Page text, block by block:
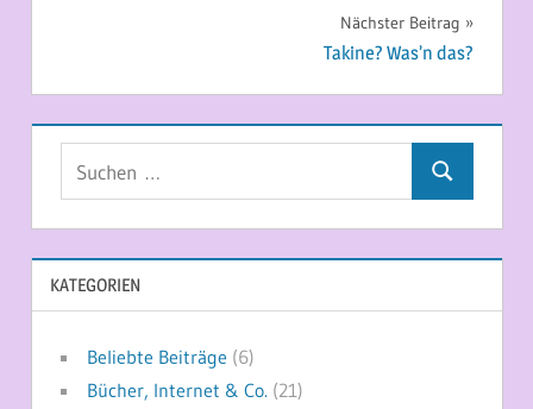
Nächster Beitrag
Takine? Was’n das?
Suchen
KATEGORIEN
Beliebte Beiträge (6)
Bücher, Internet & Co. (21)